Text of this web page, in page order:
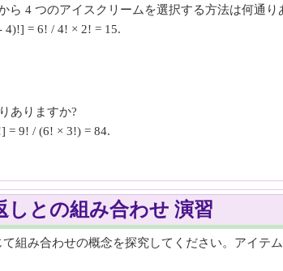
4 つのアイスクリームを選択する方法は何通り
= 6! / 4! × 2! = 15.
ありますか?
= 9! / (6! × 3!) = 84.
しとの組み合わせ 演習
組み合わせの概念を探究してください。アイテ